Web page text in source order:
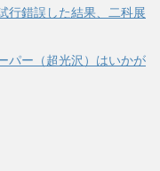
行錯誤した結果、二科展
パー（超光沢）はいかが